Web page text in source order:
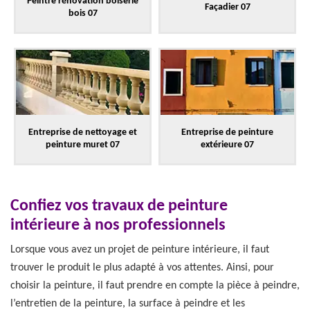
bois 07
Façadier 07
Entreprise de nettoyage et
peinture muret 07
Entreprise de peinture
extérieure 07
Confiez vos travaux de peinture
intérieure à nos professionnels
Lorsque vous avez un projet de peinture intérieure, il faut
trouver le produit le plus adapté à vos attentes. Ainsi, pour
choisir la peinture, il faut prendre en compte la pièce à peindre,
l’entretien de la peinture, la surface à peindre et les